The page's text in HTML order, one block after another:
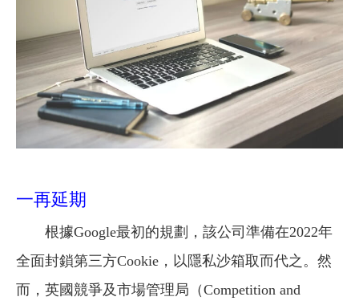
一再延期
根據Google最初的規劃，該公司準備在2022年
全面封鎖第三方Cookie，以隱私沙箱取而代之。然
而，英國競爭及市場管理局（Competition and